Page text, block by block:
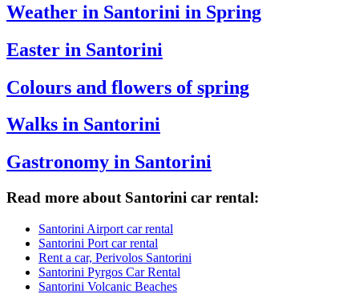
Weather in Santorini in Spring
Easter in Santorini
Colours and flowers of spring
Walks in Santorini
Gastronomy in Santorini
Read more about Santorini car rental:
Santorini Airport car rental
Santorini Port car rental
Rent a car, Perivolos Santorini
Santorini Pyrgos Car Rental
Santorini Volcanic Beaches